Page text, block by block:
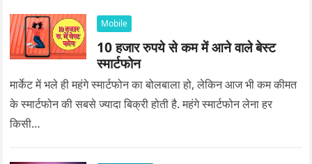
Mobile
10 हजार रुपये से कम में आने वाले बेस्ट
स्मार्टफोन
मार्केट में भले ही महंगे स्मार्टफोन का बोलबाला हो, लेकिन आज भी कम कीमत
के स्मार्टफोन की सबसे ज्यादा बिक्री होती है. महंगे स्मार्टफोन लेना हर
किसी…